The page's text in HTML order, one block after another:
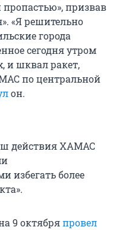
призвав
«Я решительно
города
сегодня утром
и шквал ракет,
по центральной
он.
действия ХАМАС
избегать более
9 октябряпровел